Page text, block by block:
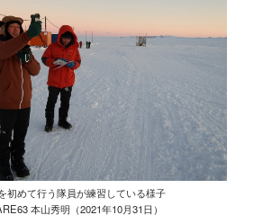
初めて行う隊員が練習している様子
本山秀明（2021年10月31日）